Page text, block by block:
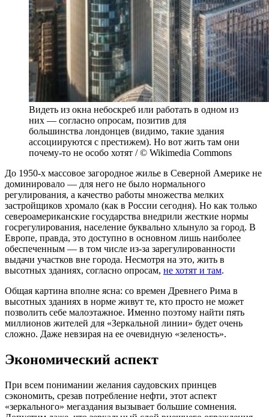
Видеть из окна небоскреб или работать в одном из
них — согласно опросам, позитив для
большинства лондонцев (видимо, такие здания
ассоциируются с престижем). Но вот жить там они
почему-то не особо хотят / © Wikimedia Commons
До 1950-х массовое загородное жилье в Северной Америке не
доминировало — для него не было нормального
регулирования, а качество работы множества мелких
застройщиков хромало (как в России сегодня). Но как только
североамериканские государства внедрили жесткие нормы
госрегулирования, население буквально хлынуло за город. В
Европе, правда, это доступно в основном лишь наиболее
обеспеченным — в том числе из-за зарегулированности
выдачи участков вне города. Несмотря на это, жить в
высотных зданиях, согласно опросам, не хотят и там.
Общая картина вполне ясна: со времен Древнего Рима в
высотных зданиях в норме живут те, кто просто не может
позволить себе малоэтажное. Именно поэтому найти пять
миллионов жителей для «Зеркальной линии» будет очень
сложно. Даже невзирая на ее очевидную «зеленость».
Экономический аспект
При всем понимании желания саудовских принцев
сэкономить, срезав потребление нефти, этот аспект
«зеркального» мегаздания вызывает большие сомнения.